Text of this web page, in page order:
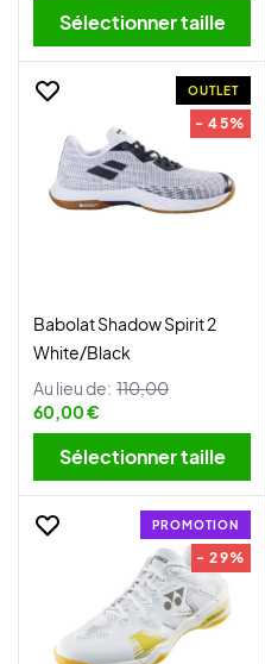
Sélectionner taille
OUTLET
- 45%
Babolat Shadow Spirit 2
White/Black
Au lieu de: 110,00
60,00 €
Sélectionner taille
PROMOTION
- 29%